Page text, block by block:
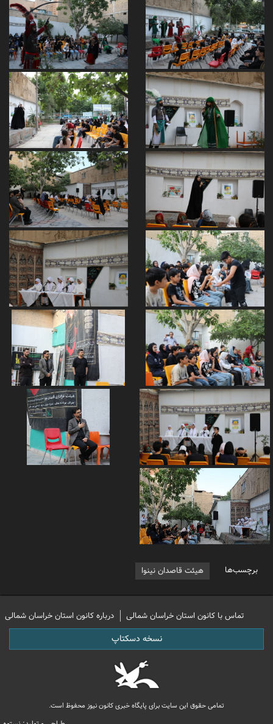
برچسب‌ها هیئت قاصدان نینوا
تماس با کانون استان خراسان شمالی درباره کانون استان خراسان شمالی
نسخه دسکتاپ
تمامی حقوق این سایت برای پایگاه خبری کانون نیوز محفوظ است.